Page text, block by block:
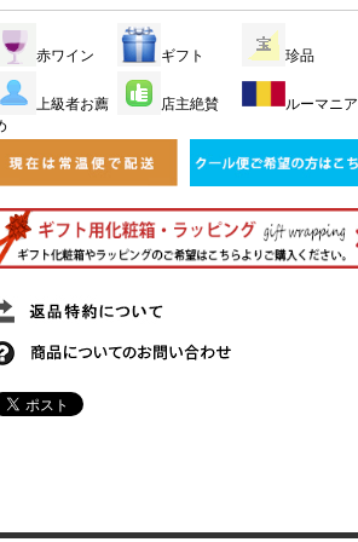
赤ワイン ギフト 珍品
上級者お薦
店主絶賛 ルーマニア